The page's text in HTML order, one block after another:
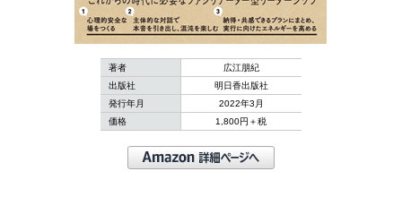
著者
広江朋紀
出版社
明日香出版社
発行年月
2022年3月
価格
1,800円＋税